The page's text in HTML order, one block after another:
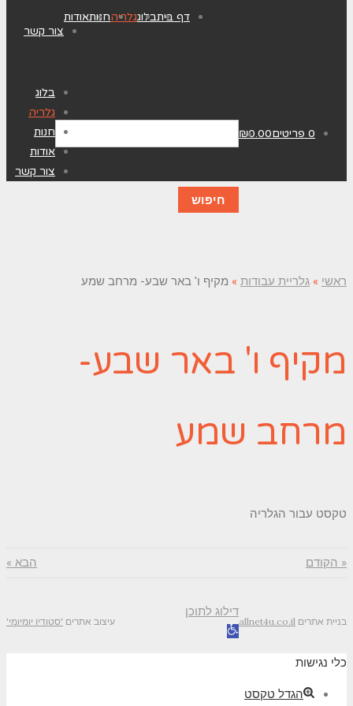
דף ביתבלוגגלריהחנותאודות
צור קשר
0 פריטים ₪0.00
בלוג
גלריה
חנות
אודות
צור קשר
ראשי » גלריית עבודות » מקיף ו' באר שבע- מרחב שמע
מקיף ו' באר שבע-
מרחב שמע
טקסט עבור הגלריה
« הקודם הבא »
בניית אתרים allnet4u.co.il עיצוב אתרים 'סטודיו יומיומי'
דילוג לתוכן
פתח
כלי נגישות
הגדל טקסט